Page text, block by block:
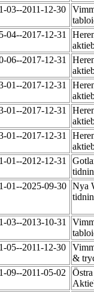
03--2011-12-30
04--2017-12-31
06--2017-12-31
01--2017-12-31
01--2017-12-31
01--2017-12-31
01--2012-12-31
01--2025-09-30 Nya
03--2013-10-31
05--2011-12-30
&
09--2011-05-02